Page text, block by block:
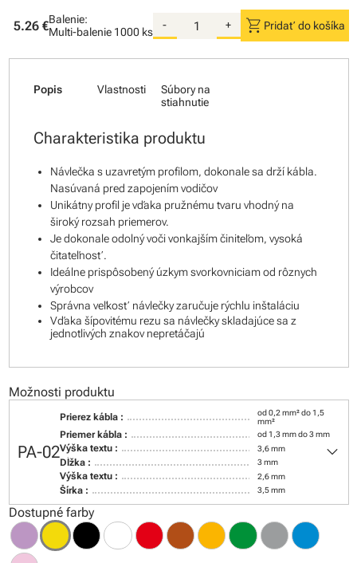
5.26 €Balenie:
Multi-balenie 1000 ks
- + shopping_cart Pridať do košíka
Popis Vlastnosti
Súbory na
stiahnutie
Charakteristika produktu
Návlečka s uzavretým profilom, dokonale sa drží kábla.
Nasúvaná pred zapojením vodičov
Unikátny profil je vďaka pružnému tvaru vhodný na
široký rozsah priemerov.
Je dokonale odolný voči vonkajším činiteľom, vysoká
čitateľnosť.
Ideálne prispôsobený úzkym svorkovniciam od rôznych
výrobcov
Správna veľkosť návlečky zaručuje rýchlu inštaláciu
Vďaka šípovitému rezu sa návlečky skladajúce sa z
jednotlivých znakov nepretáčajú
Možnosti produktu
PA-02
Prierez kábla :
od 0,2 mm² do 1,5
mm²
Priemer kábla : od 1,3 mm do 3 mm
Výška textu : 3,6 mm
Dĺžka : 3 mm
Výška textu : 2,6 mm
Šírka : 3,5 mm
keyboard_arrow_down
Dostupné farby